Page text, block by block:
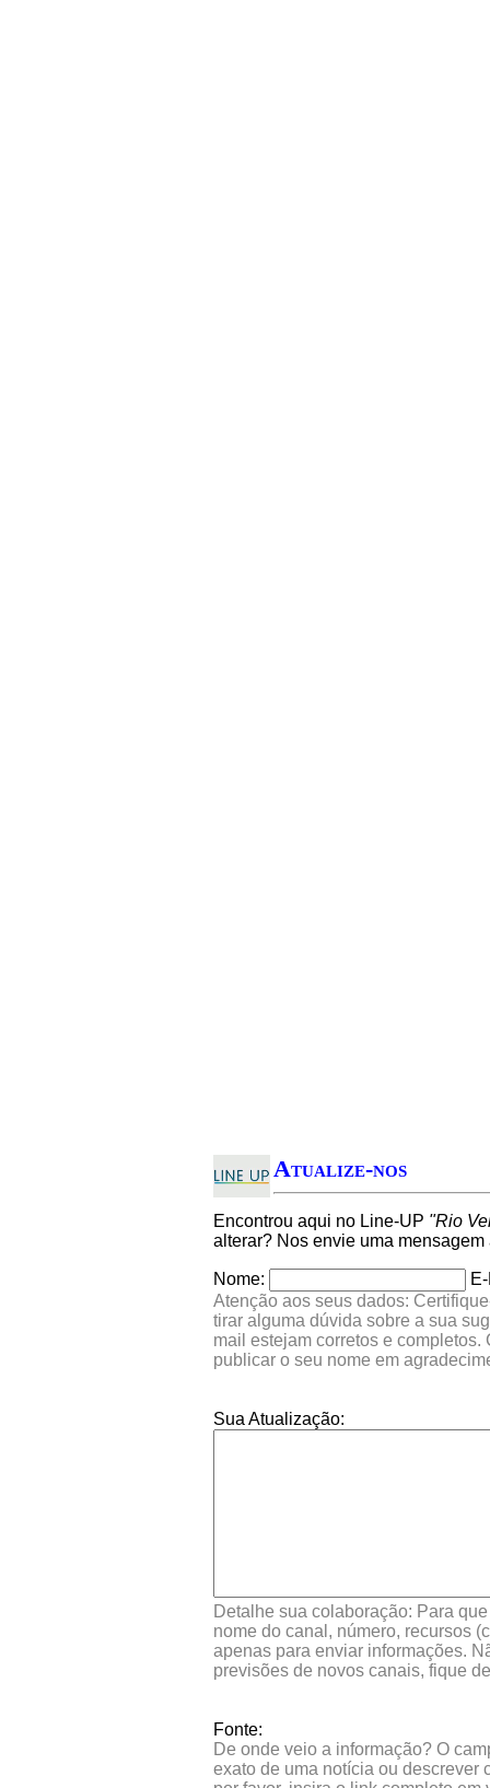
Atualize-nos
Encontrou aqui no Line-UP "Rio
alterar? Nos envie uma
Nome:
Atenção aos seus dados:
tirar alguma dúvida sobre a sua
mail estejam corretos e
publicar o seu nome em
Sua Atualização:
Detalhe sua colaboração: Para
nome do canal, número, recursos
apenas para enviar informações.
previsões de novos canais, fique
Fonte:
De onde veio a informação? O
exato de uma notícia ou descrever